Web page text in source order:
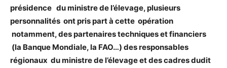
présidence du ministre de l’élevage, plusieurs
personnalités ont pris part à cette opération
notamment, des partenaires techniques et financiers
(la Banque Mondiale, la FAO…) des responsables
régionaux du ministre de l’élevage et des cadres dudit